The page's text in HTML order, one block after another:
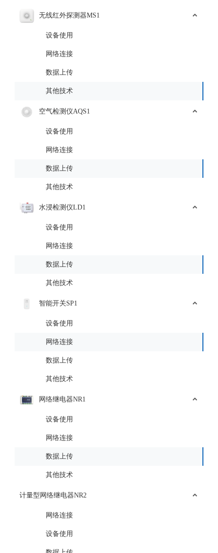
无线红外探测器MS1
设备使用
网络连接
数据上传
其他技术
空气检测仪AQS1
设备使用
网络连接
数据上传
其他技术
水浸检测仪LD1
设备使用
网络连接
数据上传
其他技术
智能开关SP1
设备使用
网络连接
数据上传
其他技术
网络继电器NR1
设备使用
网络连接
数据上传
其他技术
计量型网络继电器NR2
网络连接
设备使用